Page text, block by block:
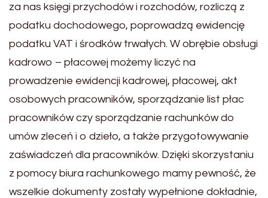
za nas księgi przychodów i rozchodów, rozliczą z
podatku dochodowego, poprowadzą ewidencję
podatku VAT i środków trwałych. W obrębie obsługi
kadrowo – płacowej możemy liczyć na
prowadzenie ewidencji kadrowej, płacowej, akt
osobowych pracowników, sporządzanie list płac
pracowników czy sporządzanie rachunków do
umów zleceń i o dzieło, a także przygotowywanie
zaświadczeń dla pracowników. Dzięki skorzystaniu
z pomocy biura rachunkowego mamy pewność, że
wszelkie dokumenty zostały wypełnione dokładnie,